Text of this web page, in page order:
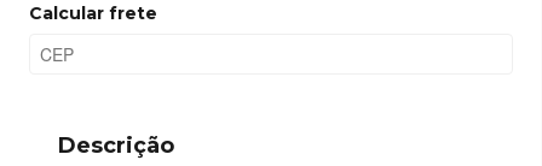
Calcular frete
Descrição